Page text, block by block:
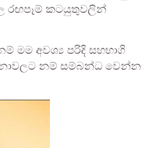
රඟපෑම් කටයුතුවලින්
මම අවශ්‍ය පරිදි සහභාගි
නම් සම්බන්ධ වෙන්න